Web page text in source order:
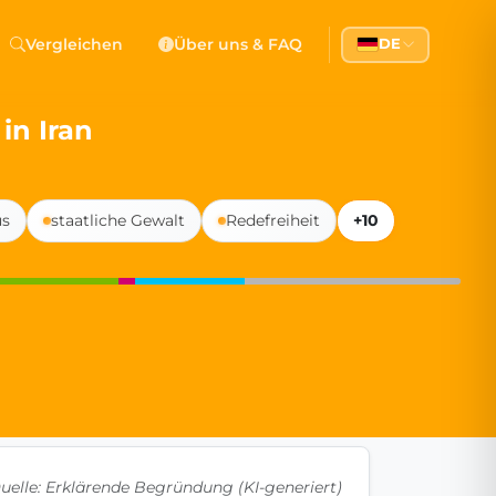
government transparency, and citizen
Vergleichen Über uns & FAQ DE
Iran
staatliche Gewalt Redefreiheit
+10
Erklärende Begründung (KI-generiert)